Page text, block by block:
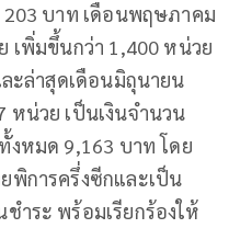
203 บาท เดือนพฤษภาคม
เพิ่มขึ้นกว่า 1,400 หน่วย
ะล่าสุดเดือนมิถุนายน
หน่วย เป็นเงินจำนวน
งหมด 9,163 บาท โดย
พิการครึ่งซีกและเป็น
ำระ พร้อมเรียกร้องให้